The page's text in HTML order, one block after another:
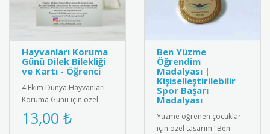
Hayvanları Koruma
Günü Dilek Bilekliği
ve Kartı - Öğrenci
4 Ekim Dünya Hayvanları
Koruma Günü için özel
olarak hazırlanan bu
anlamlı hediye kartı ve
13,00 ₺
Ben Yüzme
Öğrendim
Madalyası |
Kişiselleştirilebilir
Spor Başarı
Madalyası
Yüzme öğrenen çocuklar
için özel tasarım "Ben